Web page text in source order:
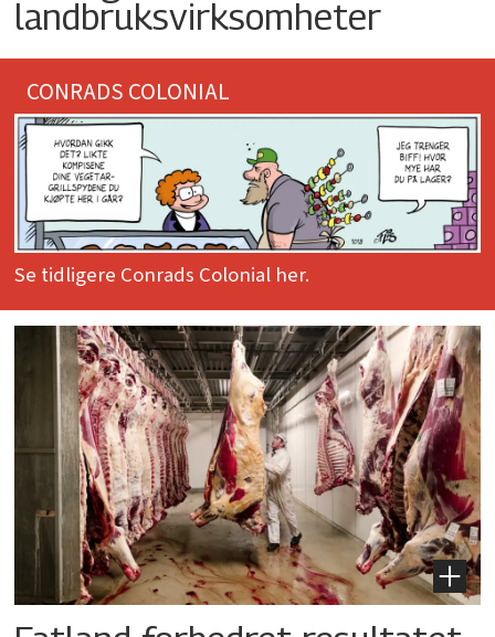
landbruksvirksomheter
CONRADS COLONIAL
Se tidligere Conrads Colonial her.